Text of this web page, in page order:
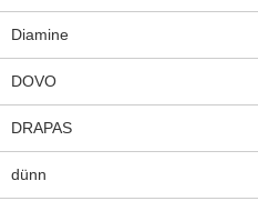
Diamine
DOVO
DRAPAS
dünn